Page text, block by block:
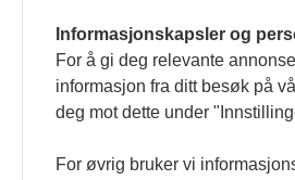
8. august 2026
Hun har tidligere
Redaksjonen
Informasjonskapsler og
For å gi deg relevante
informasjon fra ditt besøk på
deg mot dette under
For øvrig bruker vi